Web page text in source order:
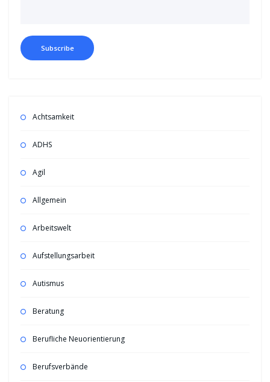
Achtsamkeit
ADHS
Agil
Allgemein
Arbeitswelt
Aufstellungsarbeit
Autismus
Beratung
Berufliche Neuorientierung
Berufsverbände